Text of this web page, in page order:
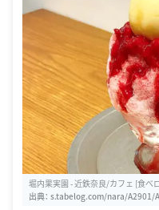
堀内果実園 - 近鉄奈良/カフェ [食べ
出典： s.tabelog.com/nara/A2901/